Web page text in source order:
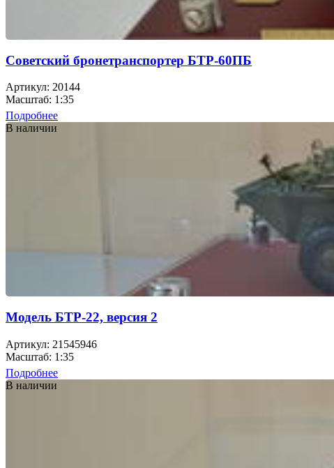
Советский бронетранспортер БТР-60ПБ
Артикул: 20144
Масштаб: 1:35
Подробнее
В наличии
Модель БТР-22, версия 2
Артикул: 21545946
Масштаб: 1:35
Подробнее
В наличии